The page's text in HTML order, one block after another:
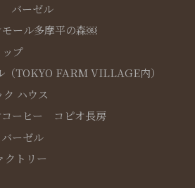
バーゼル
ール多摩平の森￼
プ
（TOKYO FARM VILLAGE内）
ハウス
ーヒー コピオ長房
ーゼル
クトリー